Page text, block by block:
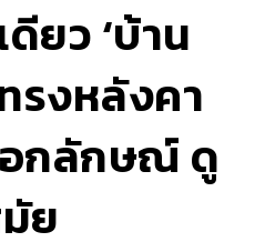
ยว ‘บ้าน
รงหลังคา
อกลักษณ์ ดู
ย